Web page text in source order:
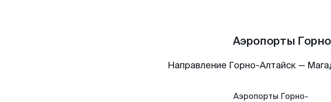
Аэропорты
Направление Горно-Алтайск —
Аэропорты Горно-